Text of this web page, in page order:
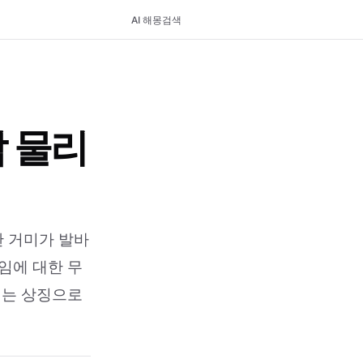
AI 해몽검색
물리
거미가 발바
에 대한 무
상징으로